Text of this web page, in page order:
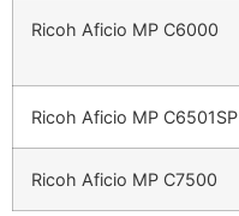
Ricoh Aficio MP C6000
Ricoh Aficio MP C6501SP
Ricoh Aficio MP C7500